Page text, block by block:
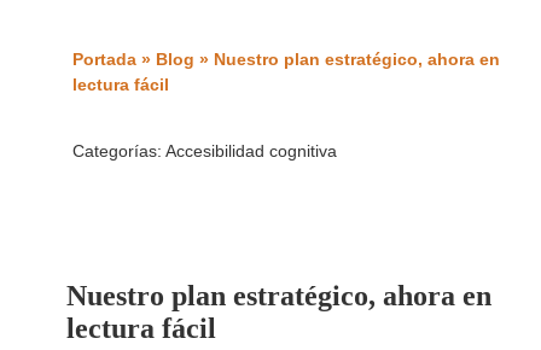
Nuestro plan estratégico, ahora en
lectura fácil
Portada» Blog » Nuestro plan estratégico, ahora en
lectura fácil
Categorías: Accesibilidad cognitiva